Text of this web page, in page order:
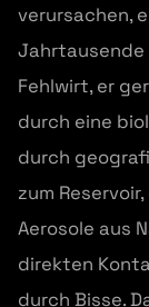
verursachen,
Jahrtausende
Fehlwirt, er
durch eine
durch
zum
Aerosole aus
direkten
durch Bisse.